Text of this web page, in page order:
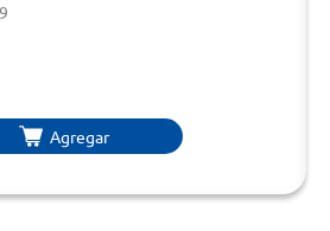
Agregar